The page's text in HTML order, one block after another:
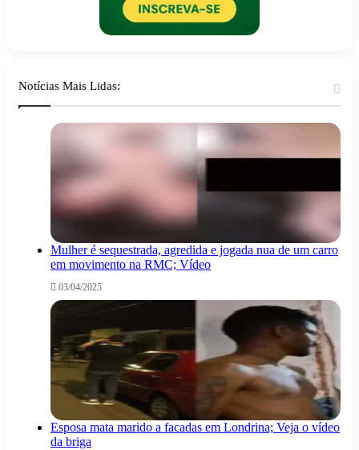
Notícias Mais Lidas:
Mulher é sequestrada, agredida e jogada nua de um carro
em movimento na RMC; Vídeo
03/04/2025
Esposa mata marido a facadas em Londrina; Veja o vídeo
da briga